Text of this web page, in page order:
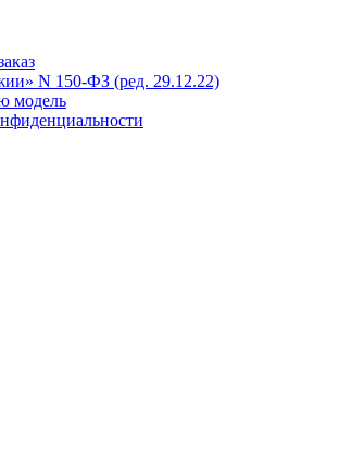
N 150-ФЗ (ред. 29.12.22)
модель